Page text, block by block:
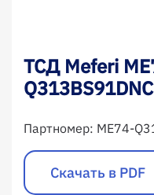
ТСД Meferi
Партномер: ME74-
Скачать в PDF